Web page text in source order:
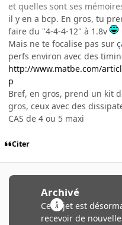
et quelles sont ses
il y en a bcp. En gros, tu
faire du "4-4-4-12" à 1.8v
Mais ne te focalise pas sur
perfs environ avec des
http://www.matbe.com/
p
Bref, en gros, prend un kit
gros, ceux avec des
CAS de 4 ou 5 maxi
Citer
Archivé
Ce sujet est
recevoir de